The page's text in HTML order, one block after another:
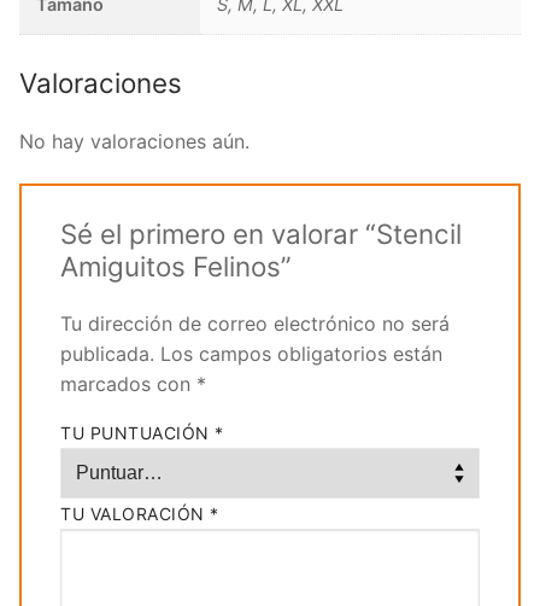
Tamaño S, M, L, XL, XXL
Valoraciones
No hay valoraciones aún.
Sé el primero en valorar “Stencil
Amiguitos Felinos”
Tu dirección de correo electrónico no será
publicada. Los campos obligatorios están
marcados con *
TU PUNTUACIÓN *
TU VALORACIÓN *